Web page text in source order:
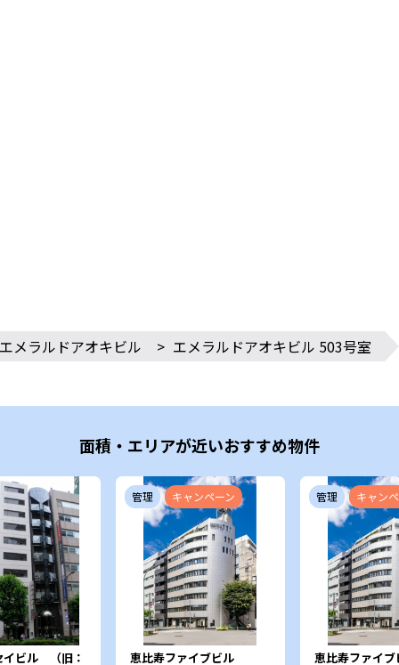
エメラルドアオキビル > エメラルドアオキビル 503号室
面積・エリアが近いおすすめ物件
イビル （旧：
管理 キャンペーン
恵比寿ファイブビル
管理 キャン
恵比寿ファイブ